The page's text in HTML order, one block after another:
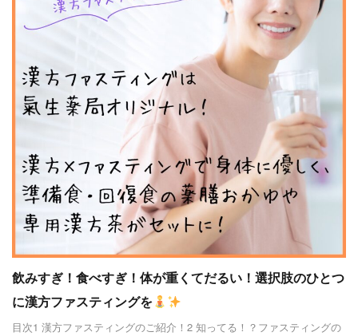
飲みすぎ！食べすぎ！体が重くてだるい！選択肢のひとつ
に漢方ファスティングを
目次1 漢方ファスティングのご紹介！2 知ってる！？ファスティングの